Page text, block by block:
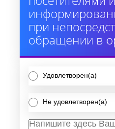
при
обращении в
Удовлетворен(а)
Не удовлетворен(а)